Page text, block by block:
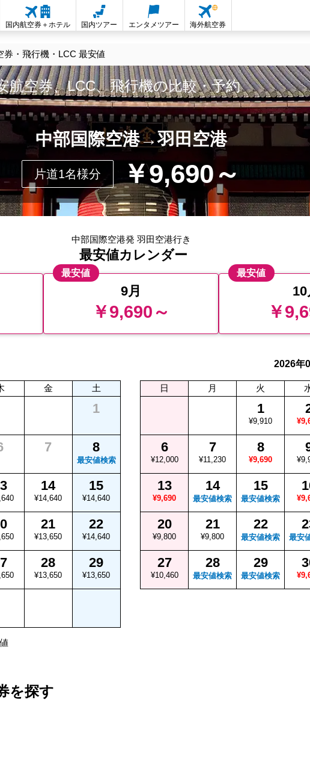
国内航空券＋ホテル 国内ツアー エンタメツアー 海外航空券
・飛行機・LCC 最安値
航空券、LCC、飛行機の比較・予約
中部国際空港→羽田空港
片道1名様分 ￥9,690～
中部国際空港発 羽田空港行き
最安値カレンダー
最安値
9月
￥9,690～
最安値
10
￥
金 土
1
7 8
最安値検索
14
¥14,640
15
¥14,640
21
¥13,650
22
¥14,640
28
¥13,650
29
¥13,650
2026年
日 月 火
1
¥9,910
6
¥12,000
7
¥11,230
8
¥9,690
13
¥9,690
14
最安値検索
15
最安値検索
20
¥9,800
21
¥9,800
22
最安値検索 最安
27
¥10,460
28
最安値検索
29
最安値検索
を探す